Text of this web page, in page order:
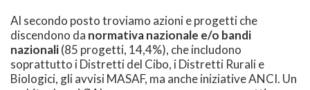
Al secondo posto troviamo azioni e progetti che
discendono da normativa nazionale e/o bandi
nazionali(85 progetti, 14,4%), che includono
soprattutto i Distretti del Cibo, i Distretti Rurali e
Biologici, gli avvisi MASAF, ma anche iniziative ANCI. Un